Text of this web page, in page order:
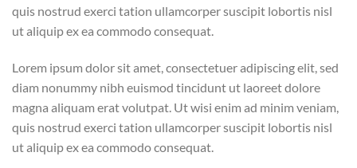
quis nostrud exerci tation ullamcorper suscipit lobortis nisl
ut aliquip ex ea commodo consequat.
Lorem ipsum dolor sit amet, consectetuer adipiscing elit, sed
diam nonummy nibh euismod tincidunt ut laoreet dolore
magna aliquam erat volutpat. Ut wisi enim ad minim veniam,
quis nostrud exerci tation ullamcorper suscipit lobortis nisl
ut aliquip ex ea commodo consequat.